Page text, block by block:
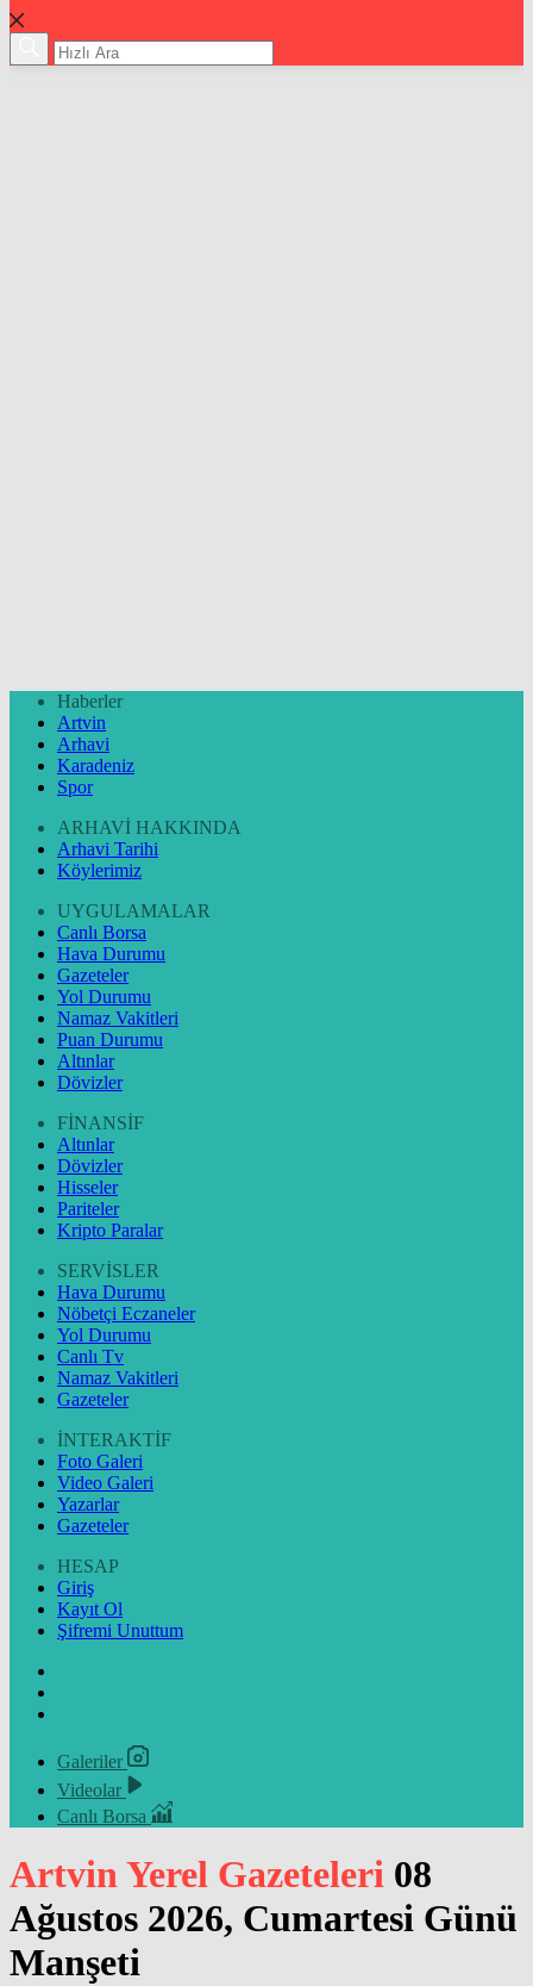
Haberler
Artvin
Arhavi
Karadeniz
Spor
ARHAVİ HAKKINDA
Arhavi Tarihi
Köylerimiz
UYGULAMALAR
Canlı Borsa
Hava Durumu
Gazeteler
Yol Durumu
Namaz Vakitleri
Puan Durumu
Altınlar
Dövizler
FİNANSİF
Altınlar
Dövizler
Hisseler
Pariteler
Kripto Paralar
SERVİSLER
Hava Durumu
Nöbetçi Eczaneler
Yol Durumu
Canlı Tv
Namaz Vakitleri
Gazeteler
İNTERAKTİF
Foto Galeri
Video Galeri
Yazarlar
Gazeteler
HESAP
Giriş
Kayıt Ol
Şifremi Unuttum
Galeriler
Videolar
Canlı Borsa
Artvin Yerel Gazeteleri 08
Ağustos 2026, Cumartesi Günü
Manşeti